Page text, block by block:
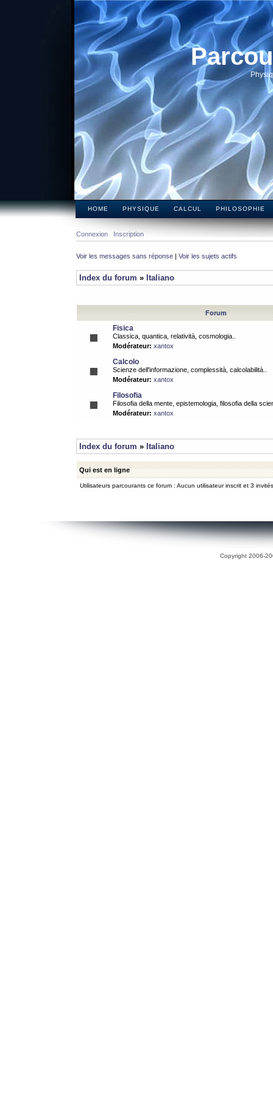
HOME PHYSIQUE CALCUL PHILOSOPHIE
Connexion Inscription
Voir les messages sans réponse | Voir les sujets actifs
Index du forum » Italiano
Forum
Fisica
Classica, quantica, relatività, cosmologia..
Modérateur: xantox
Calcolo
Scienze dell'informazione, complessità, calcolabilità..
Modérateur: xantox
Filosofia
Filosofia della mente, epistemologia, filosofia della
Modérateur: xantox
Index du forum » Italiano
Qui est en ligne
Utilisateurs parcourants ce forum : Aucun utilisateur inscrit et 3 invités
Copyright 2006-